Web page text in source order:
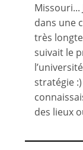
dans une
très
suivait le
stratégie
des lieux